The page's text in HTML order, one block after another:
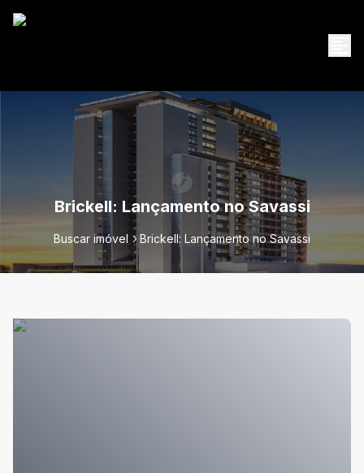
Brickell: Lançamento no Savassi
Buscar imóvel Brickell: Lançamento no Savassi